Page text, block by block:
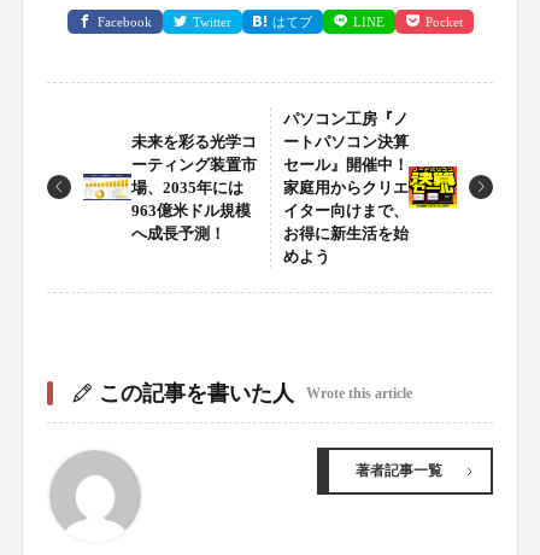
Facebook Twitter はてブ LINE Pocket
未来を彩る光学コ
ーティング装置市
場、2035年には
963億米ドル規模
へ成長予測！
パソコン工房『ノ
ートパソコン決算
セール』開催中！
家庭用からクリエ
イター向けまで、
お得に新生活を始
めよう
この記事を書いた人 Wrote this article
著者記事一覧